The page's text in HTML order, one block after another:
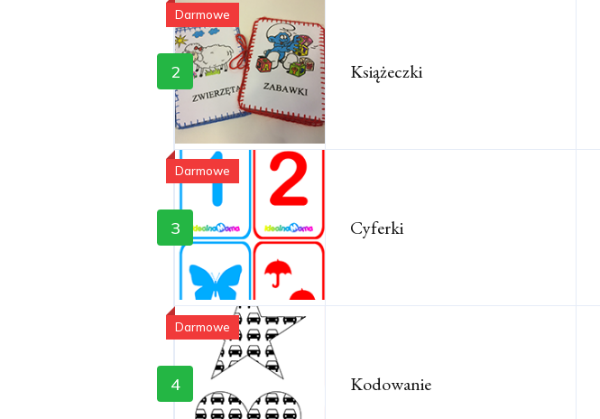
Darmowe
2 Książeczki
Darmowe
3 Cyferki
Darmowe
4 Kodowanie